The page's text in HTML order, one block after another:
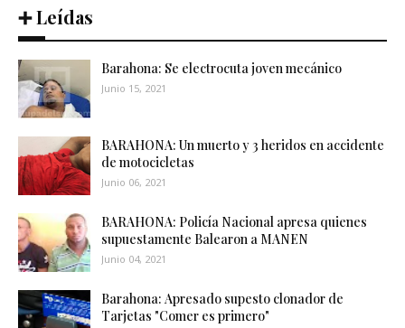
➕ Leídas
Barahona: Se electrocuta joven mecánico
Junio 15, 2021
BARAHONA: Un muerto y 3 heridos en accidente
de motocicletas
Junio 06, 2021
BARAHONA: Policía Nacional apresa quienes
supuestamente Balearon a MANEN
Junio 04, 2021
Barahona: Apresado supesto clonador de
Tarjetas "Comer es primero"